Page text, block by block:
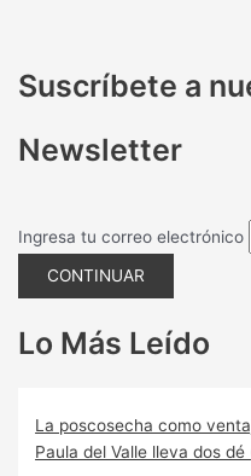
Suscríbete a
Newsletter
Ingresa tu correo electrónico
CONTINUAR
Lo Más Leído
La poscosecha como
Paula del Valle lleva dos dé